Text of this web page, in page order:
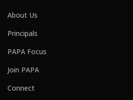
About Us
Principals
PAPA Focus
Join PAPA
Connect